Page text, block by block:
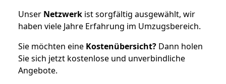
Unser Netzwerk ist sorgfältig ausgewählt, wir
haben viele Jahre Erfahrung im Umzugsbereich.
Sie möchten eine Kostenübersicht? Dann holen
Sie sich jetzt kostenlose und unverbindliche
Angebote.